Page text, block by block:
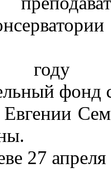
фонд
27 апреля